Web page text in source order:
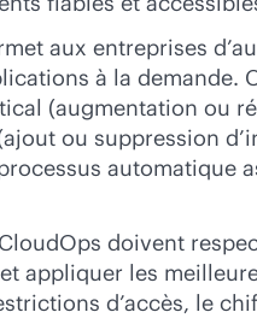
aux entreprises
à la demande.
(augmentation ou
ou suppression
automatique
doivent
appliquer les
d’accès, le